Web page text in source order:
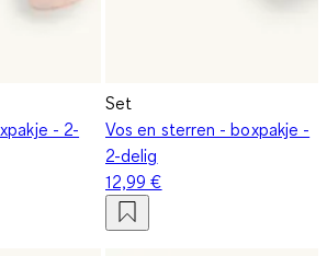
- 2-
Set
Vos en sterren - boxpakje -
2-delig
12,99 €